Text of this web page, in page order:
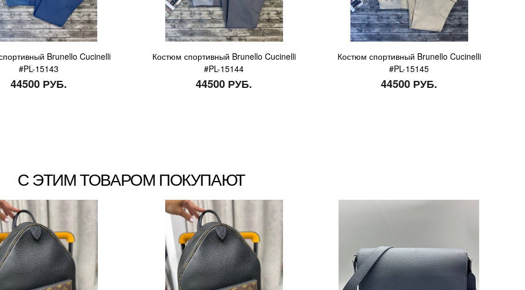
Brunello Cucinelli
#PL-15143
44500 РУБ.
Костюм спортивный Brunello Cucinelli
#PL-15144
44500 РУБ.
Костюм спортивный Brunello Cucinelli
#PL-15145
44500 РУБ.
С ЭТИМ ТОВАРОМ ПОКУПАЮТ